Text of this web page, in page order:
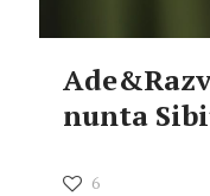
nunta
6